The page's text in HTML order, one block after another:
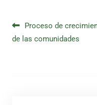
Proceso de
de las comunidades